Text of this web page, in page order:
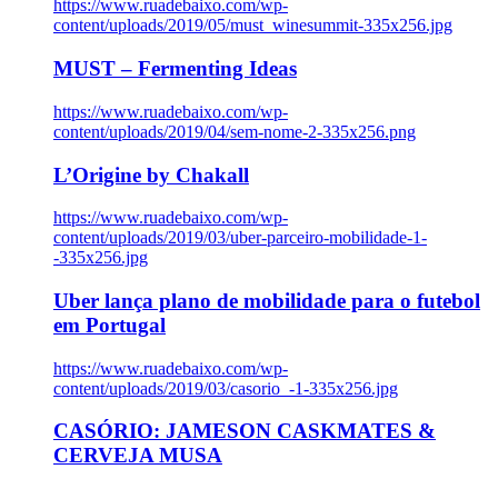
https://www.ruadebaixo.com/wp-
content/uploads/2019/05/must_winesummit-335x256.jpg
MUST – Fermenting Ideas
https://www.ruadebaixo.com/wp-
content/uploads/2019/04/sem-nome-2-335x256.png
L’Origine by Chakall
https://www.ruadebaixo.com/wp-
content/uploads/2019/03/uber-parceiro-mobilidade-1-
-335x256.jpg
Uber lança plano de mobilidade para o futebol
em Portugal
https://www.ruadebaixo.com/wp-
content/uploads/2019/03/casorio_-1-335x256.jpg
CASÓRIO: JAMESON CASKMATES &
CERVEJA MUSA